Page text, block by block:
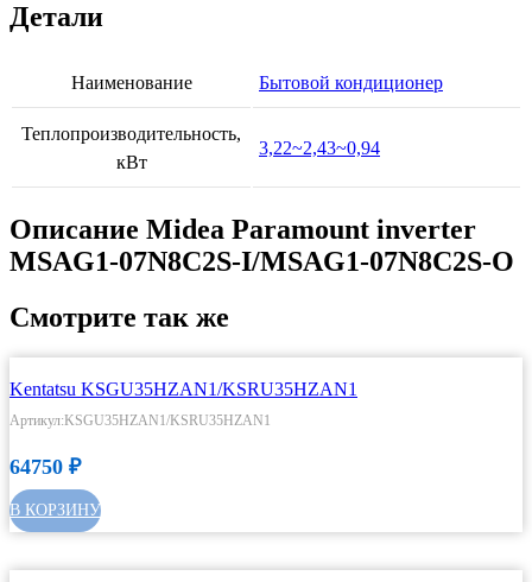
O
Детали
Наименование Бытовой кондиционер
Теплопроизводительность,
кВт
3,22~2,43~0,94
Описание Midea Paramount inverter
MSAG1-07N8C2S-I/MSAG1-07N8C2S-O
Смотрите так же
Kentatsu KSGU35HZAN1/KSRU35HZAN1
Артикул:KSGU35HZAN1/KSRU35HZAN1
64750 ₽
В КОРЗИНУ